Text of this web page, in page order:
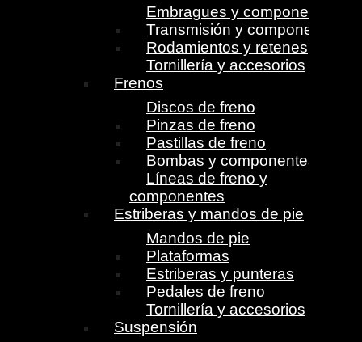
Embragues y componentes
Transmisión y componentes
Rodamientos y retenes
Tornillería y accesorios
Frenos
Discos de freno
Pinzas de freno
Pastillas de freno
Bombas y componentes
Líneas de freno y
componentes
Estriberas y mandos de pie
Mandos de pie
Plataformas
Estriberas y punteras
Pedales de freno
Tornillería y accesorios
Suspensión